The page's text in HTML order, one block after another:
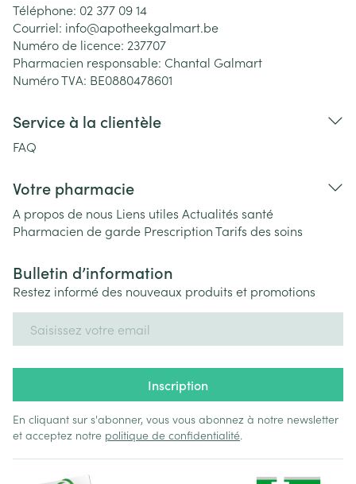
Téléphone: 02 377 09 14
Courriel: info@apotheekgalmart.be
Numéro de licence: 237707
Pharmacien responsable: Chantal Galmart
Numéro TVA: BE0880478601
Service à la clientèle
FAQ
Votre pharmacie
A propos de nous Liens utiles Actualités santé
Pharmacien de garde PrescriptionTarifs des soins
Bulletin d’information
Restez informé des nouveaux produits et promotions
Inscription
En cliquant sur s'abonner, vous vous abonnez à notre newsletter
et acceptez notre politique de confidentialité.